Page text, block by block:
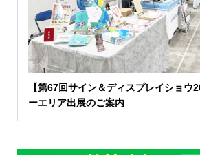
【第67回サイン＆ディスプレイショウ
ーエリア出展のご案内